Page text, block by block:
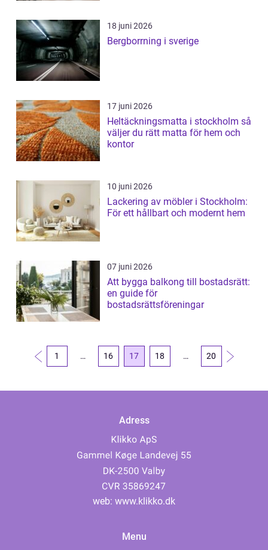
18 juni 2026
Bergborrning i sverige
17 juni 2026
Heltäckningsmatta i stockholm så
väljer du rätt matta för hem och
kontor
10 juni 2026
Lackering av möbler i Stockholm:
För ett hållbart och modernt hem
07 juni 2026
Att bygga balkong till bostadsrätt:
en guide för
bostadsrättsföreningar
1 … 16 17 18 … 20
Adress
web: www.klikko.dk
Menu